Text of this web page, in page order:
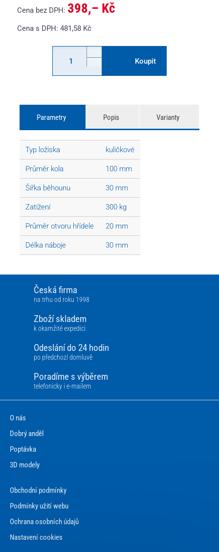
Cena bez DPH: 398,– Kč
Cena s DPH: 481,58 Kč
Koupit
Parametry Popis Varianty
Typ ložiska kuličkové
Průměr kola 100 mm
Šířka běhounu 30 mm
Zatížení 300 kg
Průměr otvoru hřídele 20 mm
Délka náboje 30 mm
Česká firma
na trhu od roku 1998
Zboží skladem
k okamžité expedici
Odeslání do 24 hodin
po předchozí domluvě
Poradíme s výběrem
telefonicky i e-mailem
O nás
Dobrý anděl
Poptávka
3D modely
Obchodní podmínky
Podmínky užití webu
Ochrana osobních údajů
Nastavení cookies